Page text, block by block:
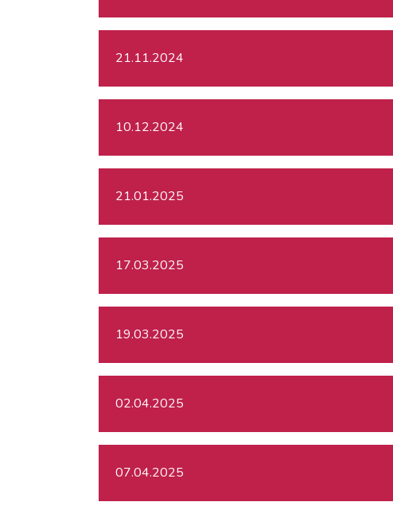
21.11.2024
10.12.2024
21.01.2025
17.03.2025
19.03.2025
02.04.2025
07.04.2025